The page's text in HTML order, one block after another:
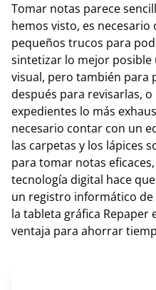
Tomar notas parece
hemos visto, es
pequeños trucos para
sintetizar lo mejor
visual, pero también para
después para revisarlas,
expedientes lo más
necesario contar con un
las carpetas y los lápices
para tomar notas
tecnología digital hace
un registro informático de
la tableta gráfica Repaper
ventaja para ahorrar